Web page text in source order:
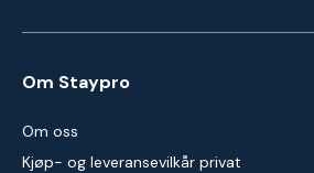
Om Staypro
Om oss
Kjøp- og leveransevilkår privat